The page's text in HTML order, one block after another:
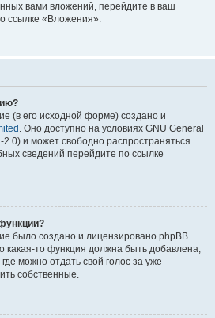
вами вложений, перейдите в ваш
ссылке «Вложения».
(в его исходной форме) создано и
. Оно доступно на условиях GNU General
и может свободно распространяться.
сведений перейдите по ссылке
было создано и лицензировано phpBB
какая-то функция должна быть добавлена,
где можно отдать свой голос за уже
собственные.